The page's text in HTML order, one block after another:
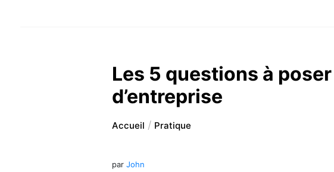
Les 5 questions à
d’entreprise
Accueil Pratique
parJohn